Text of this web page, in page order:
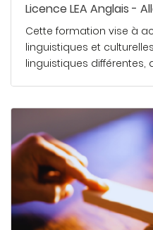
Licence LEA Anglais -
Cette formation vise à
linguistiques et
linguistiques différentes,